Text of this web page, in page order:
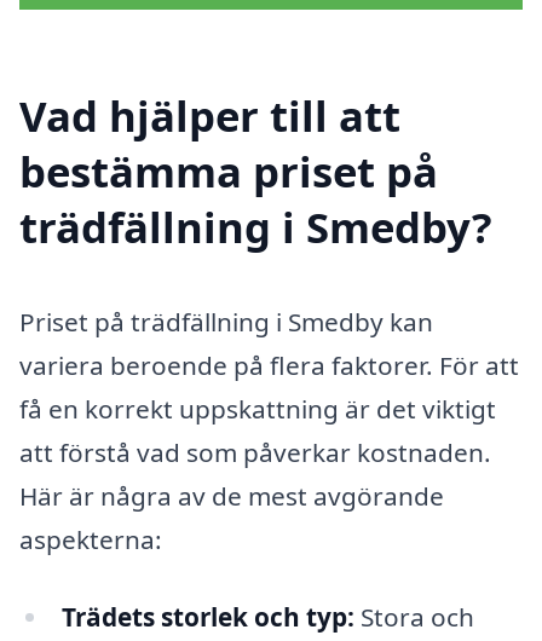
Vad hjälper till att
bestämma priset på
trädfällning i Smedby?
Priset på trädfällning i Smedby kan
variera beroende på flera faktorer. För att
få en korrekt uppskattning är det viktigt
att förstå vad som påverkar kostnaden.
Här är några av de mest avgörande
aspekterna:
Trädets storlek och typ: Stora och